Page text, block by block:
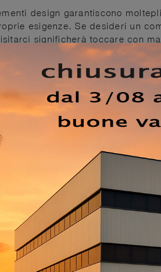
design garantiscono
esigenze. Se desideri un
significherà toccare con
pelle: fa parte della ricca serie
Dopo avere acquistato
Complementi di grande